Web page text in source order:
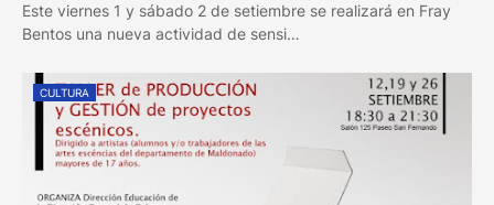
Este viernes 1 y sábado 2 de setiembre se realizará en Fray
Bentos una nueva actividad de sensi…
CULTURA